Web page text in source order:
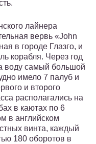
лайнера
вервь «John
в городе Глазго, и
корабля. Через год
воду самый большой
имело 7 палуб и
и второго
располагались на
в каютах по 6
в английском
винта, каждый
180 оборотов в